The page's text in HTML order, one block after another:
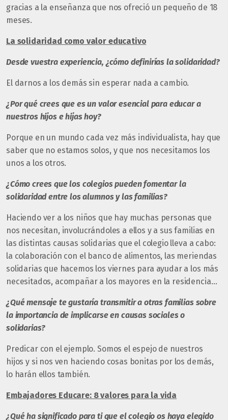
gracias a la enseñanza que nos ofreció un pequeño de 18
meses.
La solidaridad como valor educativo
Desde vuestra experiencia, ¿cómo definirías la solidaridad?
El darnos a los demás sin esperar nada a cambio.
¿Por qué crees que es un valor esencial para educar a
nuestros hijos e hijas hoy?
Porque en un mundo cada vez más individualista, hay que
saber que no estamos solos, y que nos necesitamos los
unos a los otros.
¿Cómo crees que los colegios pueden fomentar la
solidaridad entre los alumnos y las familias?
Haciendo ver a los niños que hay muchas personas que
nos necesitan, involucrándoles a ellos y a sus familias en
las distintas causas solidarias que el colegio lleva a cabo:
la colaboración con el banco de alimentos, las meriendas
solidarias que hacemos los viernes para ayudar a los más
necesitados, acompañar a los mayores en la residencia…
¿Qué mensaje te gustaría transmitir a otras familias sobre
la importancia de implicarse en causas sociales o
solidarias?
Predicar con el ejemplo. Somos el espejo de nuestros
hijos y si nos ven haciendo cosas bonitas por los demás,
lo harán ellos también.
Embajadores Educare: 8 valores para la vida
¿Qué ha significado para ti que el colegio os haya elegido